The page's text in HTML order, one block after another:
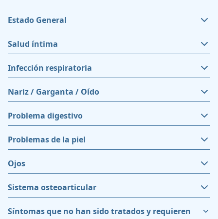
Estado General
Salud íntima
Infección respiratoria
Nariz / Garganta / Oído
Problema digestivo
Problemas de la piel
Ojos
Sistema osteoarticular
Síntomas que no han sido tratados y requieren